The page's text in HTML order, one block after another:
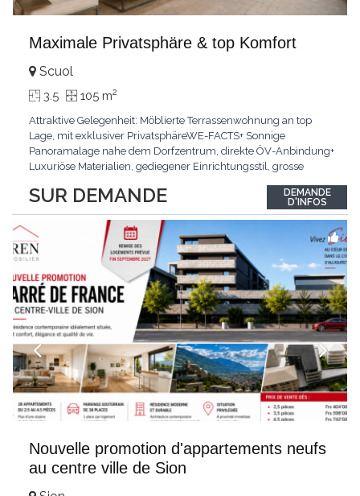
Maximale Privatsphäre & top Komfort
SUR DEMANDE
Scuol
3.5 105 m2
Attraktive Gelegenheit: Möblierte Terrassenwohnung an top
Lage, mit exklusiver PrivatsphäreWE-FACTS+ Sonnige
Panoramalage nahe dem Dorfzentrum, direkte ÖV-Anbindung+
Luxuriöse Materialien, gediegener Einrichtungsstil, grosse
gemeinschaftliche WaschküchePasst für:Geniesser von
Weitblick und gehobenem WohnkomfortDie Wohnung wird
hochwertig
DEMANDE
D'INFOS
Nouvelle promotion d'appartements neufs
au centre ville de Sion